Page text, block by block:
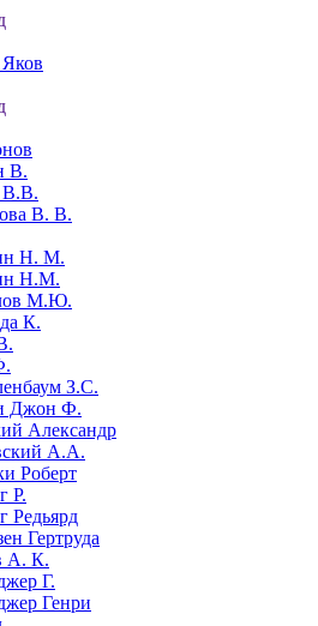
В.
В.В.
В. В.
Н. М.
Н.М.
М.Ю.
К.
З.С.
Джон Ф.
Александр
А.А.
Роберт
Р.
Редьярд
Гертруда
А. К.
Г.
Генри